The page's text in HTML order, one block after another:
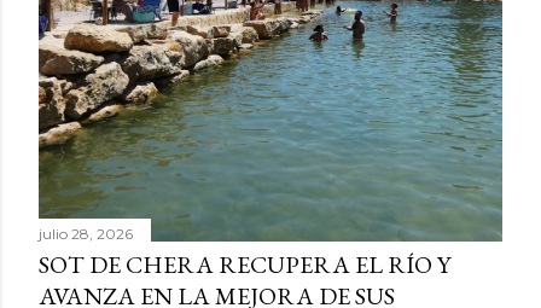
julio 28, 2026
SOT DE CHERA RECUPERA EL RÍO Y
AVANZA EN LA MEJORA DE SUS